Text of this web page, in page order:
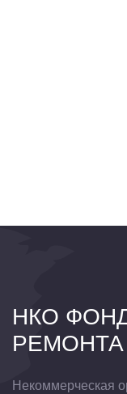
НКО
РЕМОНТА
Некоммерческая